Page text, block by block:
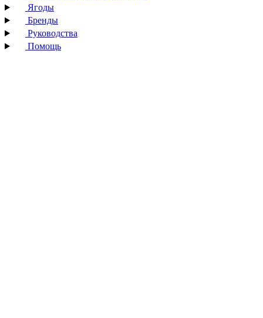
Ягоды
Бренды
Руководства
Помощь